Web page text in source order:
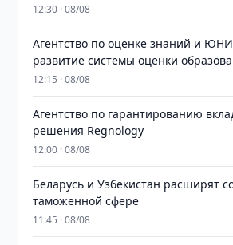
12:30 · 08/08
Агентство по оценке знаний и
развитие системы оценки
12:15 · 08/08
Агентство по гарантированию
решения Regnology
12:00 · 08/08
Беларусь и Узбекистан расширят
таможенной сфере
11:45 · 08/08